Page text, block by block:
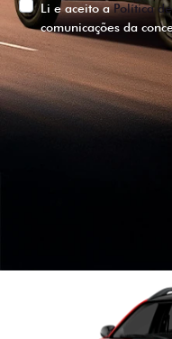
Li e aceito aPolítica
comunicações da